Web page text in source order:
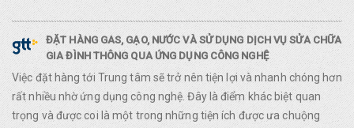
ĐẶT HÀNG GAS, GẠO, NƯỚC VÀ SỬ DỤNG DỊCH VỤ SỬA CHỮA
GIA ĐÌNH THÔNG QUA ỨNG DỤNG CÔNG NGHỆ
Việc đặt hàng tới Trung tâm sẽ trở nên tiện lợi và nhanh chóng hơn
rất nhiều nhờ ứng dụng công nghệ. Đây là điểm khác biệt quan
trọng và được coi là một trong những tiện ích được ưa chuộng